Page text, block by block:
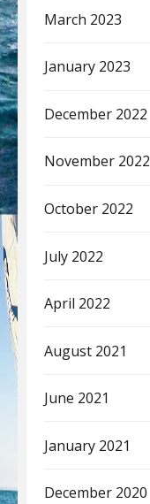
March 2023
January 2023
December 2022
November 2022
October 2022
July 2022
April 2022
August 2021
June 2021
January 2021
December 2020